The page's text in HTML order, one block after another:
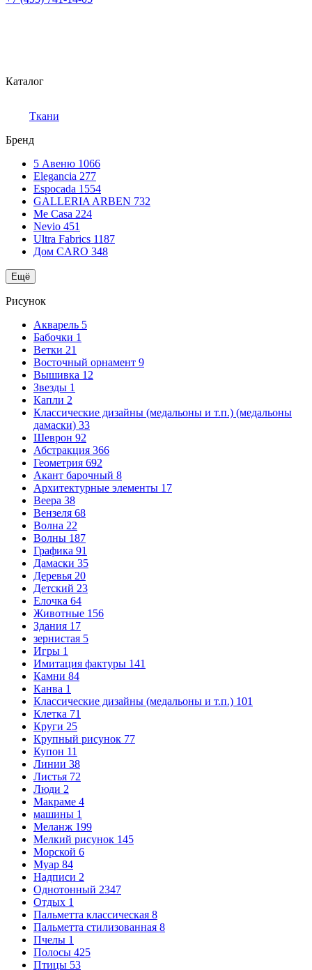
Каталог
Ткани
Бренд
5 Авеню 1066
Elegancia 277
Espocada 1554
GALLERIA ARBEN 732
Me Casa 224
Nevio 451
Ultra Fabrics 1187
Дом CARO 348
Ещё
Рисунок
Акварель 5
Бабочки 1
Ветки 21
Восточный орнамент 9
Вышивка 12
Звезды 1
Капли 2
Классические дизайны (медальоны и т.п.) (медальоны
дамаски) 33
Шеврон 92
Абстракция 366
Геометрия 692
Акант барочный 8
Архитектурные элементы 17
Веера 38
Вензеля 68
Волна 22
Волны 187
Графика 91
Дамаски 35
Деревья 20
Детский 23
Елочка 64
Животные 156
Здания 17
зернистая 5
Игры 1
Имитация фактуры 141
Камни 84
Канва 1
Классические дизайны (медальоны и т.п.) 101
Клетка 71
Круги 25
Крупный рисунок 77
Купон 11
Линии 38
Листья 72
Люди 2
Макраме 4
машины 1
Меланж 199
Мелкий рисунок 145
Морской 6
Муар 84
Надписи 2
Однотонный 2347
Отдых 1
Пальметта классическая 8
Пальметта стилизованная 8
Пчелы 1
Полосы 425
Птицы 53